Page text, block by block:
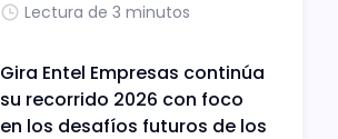
Lectura de 3 minutos
Gira Entel Empresas continúa
su recorrido 2026 con foco
en los desafíos futuros de los